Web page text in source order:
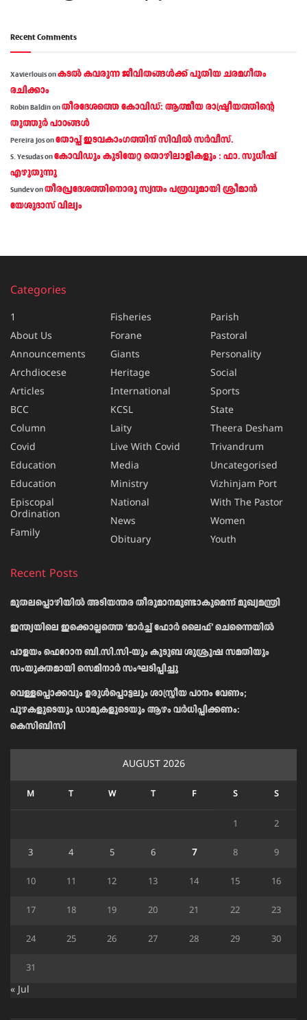
Recent Comments
Xavierlouisonകടല്‍ കവരുന്ന ജീവിതങ്ങള്‍ക്ക് പുതിയ ചരമഗീതം
രചിക്കാം
Robin Baldinonതീരദേശത്തെ കോവിഡ്: ആത്മീയ രാഷ്ട്രീയത്തിന്റെ
തൂത്തൂര്‍ പാഠങ്ങൾ
Pereira Josonതോപ്പ് ഇടവകാംഗത്തിന് സിവിൽ സർവീസ്.
S. Yesudasonകോവിഡും കുടിയേറ്റ തൊഴിലാളികളും : ഫാ. സുധീഷ്
എഴുതുന്നു
Sundevonതീരപ്രദേശത്തിനൊരു സ്വന്തം പത്രവുമായി ശ്രീമാന്‍
യേശുദാസ് വില്യം
Categories
1
About Us
Announcements
Archdiocese
Articles
BCC
Column
Covid
Education
Education
Episcopal
Ordination
Family
Fisheries
Forane
Giants
Heritage
International
KCSL
Laity
Live With Covid
Media
Ministry
National
News
Obituary
Parish
Pastoral
Personality
Social
Sports
State
Theera Desham
Trivandrum
Uncategorised
Vizhinjam Port
With The Pastor
Women
Youth
Recent Posts
മുതലപ്പൊഴിയിൽ അടിയന്തര തീരുമാനമുണ്ടാകുമെന്ന് മുഖ്യമന്ത്രി
ഇന്ത്യയിലെ ഇക്കൊല്ലത്തെ ‘മാർച്ച് ഫോർ ലൈഫ്’ ചെന്നൈയിൽ
പാളയം ഫെറോന ബി.സി.സി-യും കുടുബ ശുശ്രൂഷ സമതിയും
സംയുക്തമായി സെമിനാർ സംഘടിപ്പിച്ചു
വെള്ളപ്പൊക്കവും ഉരുള്‍പ്പൊട്ടലും ശാസ്ത്രീയ പഠനം വേണം;
പുഴകളുടെയും ഡാമുകളുടെയും ആഴം വര്‍ധിപ്പിക്കണം:
കെസിബിസി
AUGUST 2026
M T W T F S S
1 2
3 4 5 6 7 8 9
10 11 12 13 14 15 16
17 18 19 20 21 22 23
24 25 26 27 28 29 30
31
« Jul